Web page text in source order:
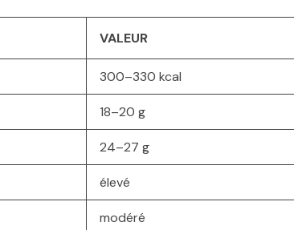
VALEUR
300–330 kcal
18–20 g
24–27 g
élevé
modéré